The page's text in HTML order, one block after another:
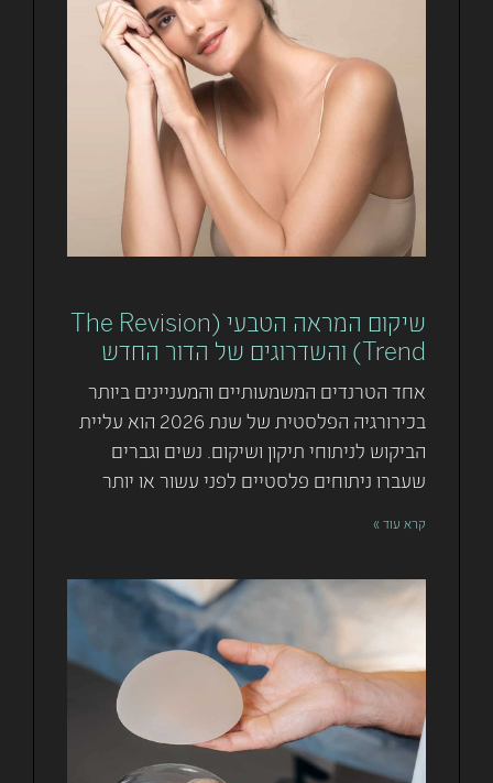
שיקום המראה הטבעי (The Revision
Trend) והשדרוגים של הדור החדש
אחד הטרנדים המשמעותיים והמעניינים ביותר
בכירורגיה הפלסטית של שנת 2026 הוא עליית
הביקוש לניתוחי תיקון ושיקום. נשים וגברים
שעברו ניתוחים פלסטיים לפני עשור או יותר
קרא עוד »